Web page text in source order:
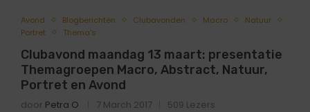
Avond Blogberichten Clubavonden Macro
Natuur
Portret
Thema's
Clubavond maandag 13 maart: presentatie
Themagroepen Macro, Abstract, Natuur,
Portret en Avond
door Petra O 7 March 2017 509 Lezers